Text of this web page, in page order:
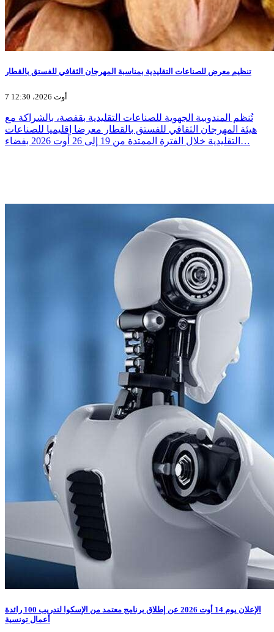
تنظيم معرض للصناعات التقليدية بمناسبة المهرجان الثقافي للفستق بالقطار
7 أوت 2026، 12:30
تُنظم المندوبية الجهوية للصناعات التقليدية بقفصة، بالشراكة مع
هيئة المهرجان الثقافي للفستق بالقطار معرضا إقليميا للصناعات
التقليدية خلال الفترة الممتدة من 19 إلى 26 أوت 2026 بفضاء…
الإعلان يوم 14 أوت 2026 عن إطلاق برنامج معتمد من الإسكوا لتدريب 100 رائدة
أعمال تونسية